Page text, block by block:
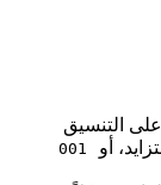
التنسيق
أو 001